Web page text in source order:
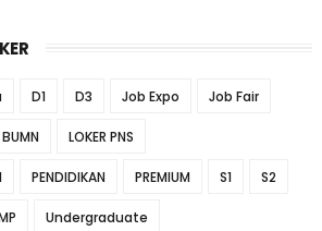
D1 D3 Job Expo Job Fair
BUMN LOKER PNS
PENDIDIKAN PREMIUM S1 S2
Undergraduate